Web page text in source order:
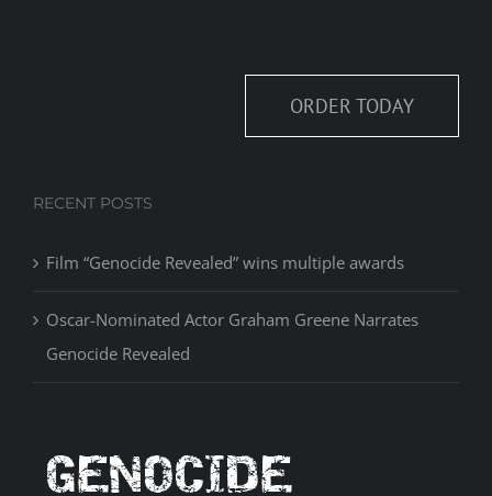
ORDER TODAY
RECENT POSTS
Film “Genocide Revealed” wins multiple awards
Oscar-Nominated Actor Graham Greene Narrates
Genocide Revealed